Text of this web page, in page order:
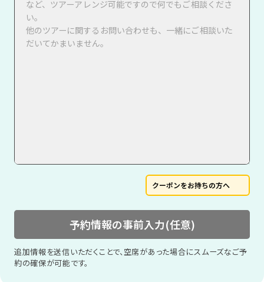
クーポンをお持ちの方へ
予約情報の事前入力(任意)
追加情報を送信いただくことで、空席があった場合にスムーズなご予
約の確保が可能です。